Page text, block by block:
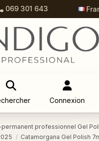
069 301 643
Connexion
professionnel Gel
Catamorgana Gel Polish